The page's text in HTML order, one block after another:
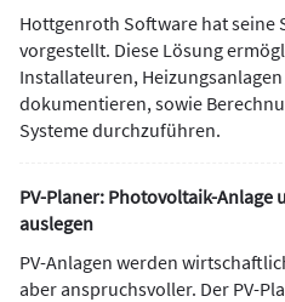
Hottgenroth Software hat seine
vorgestellt. Diese Lösung
Installateuren,
dokumentieren, sowie
Systeme durchzuführen.
PV-Planer: Photovoltaik-Anlage
auslegen
PV-Anlagen werden
aber anspruchsvoller. Der PV-